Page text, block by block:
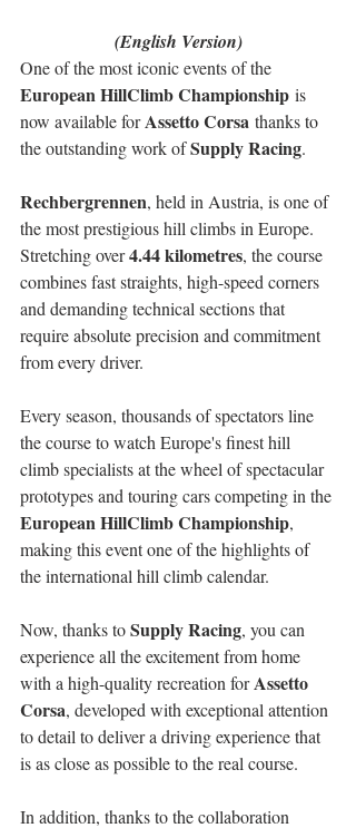
(English Version)
One of the most iconic events of the
European HillClimb Championship is
now available for Assetto Corsa thanks to
the outstanding work of Supply Racing.
Rechbergrennen, held in Austria, is one of
the most prestigious hill climbs in Europe.
Stretching over 4.44 kilometres, the course
combines fast straights, high-speed corners
and demanding technical sections that
require absolute precision and commitment
from every driver.
Every season, thousands of spectators line
the course to watch Europe's finest hill
climb specialists at the wheel of spectacular
prototypes and touring cars competing in the
European HillClimb Championship,
making this event one of the highlights of
the international hill climb calendar.
Now, thanks to Supply Racing, you can
experience all the excitement from home
with a high-quality recreation for Assetto
Corsa, developed with exceptional attention
to detail to deliver a driving experience that
is as close as possible to the real course.
In addition, thanks to the collaboration